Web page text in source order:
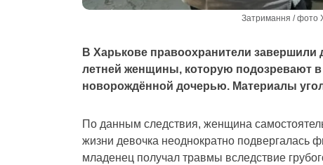
Затримання / фото
В Харькове правоохранители
летней женщины, которую подозревают
новорождённой дочерью. Материалы
По данным следствия, женщина
жизни девочка неоднократно подвергалась
младенец получал травмы вследствие